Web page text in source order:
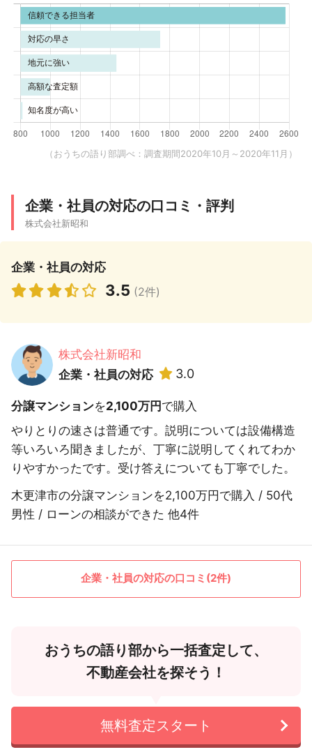
（おうちの語り部調べ：調査期間2020年10月～2020年11月）
企業・社員の対応の口コミ・評判
株式会社新昭和
企業・社員の対応
3.5 (2件)
株式会社新昭和
企業・社員の対応
3.0
分譲マンションを2,100万円 で購入
やりとりの速さは普通です。説明については設備構造
等いろいろ聞きましたが、丁寧に説明してくれてわか
りやすかったです。受け答えについても丁寧でした。
木更津市の分譲マンションを2,100万円で購入 / 50代
男性 / ローンの相談ができた 他4件
企業・社員の対応の口コミ(2件)
おうちの語り部から一括査定して、
不動産会社を探そう！
無料査定スタート